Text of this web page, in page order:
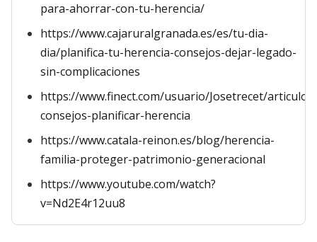
para-ahorrar-con-tu-herencia/
https://www.cajaruralgranada.es/es/tu-dia-
dia/planifica-tu-herencia-consejos-dejar-legado-
sin-complicaciones
https://www.finect.com/usuario/Josetrecet/
consejos-planificar-herencia
https://www.catala-reinon.es/blog/herencia-
familia-proteger-patrimonio-generacional
https://www.youtube.com/watch?
v=Nd2E4r12uu8